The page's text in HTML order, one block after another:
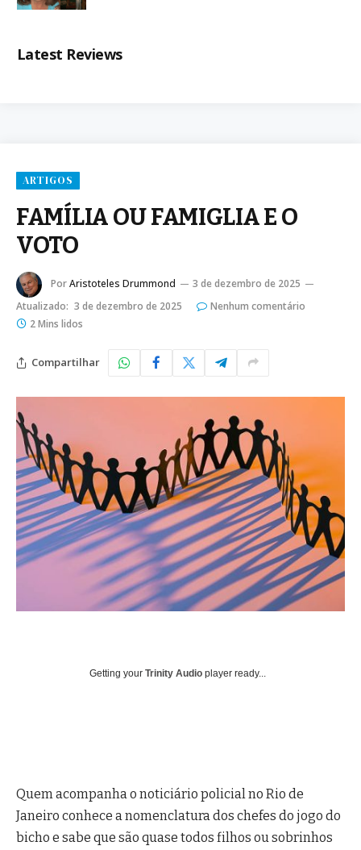
Latest Reviews
ARTIGOS
FAMÍLIA OU FAMIGLIA E O
VOTO
PorAristoteles Drummond
3 de dezembro de 2025
Atualizado: 3 de dezembro de 2025
Nenhum comentário
2 Mins lidos
Compartilhar
Getting your Trinity Audio player ready...
Quem acompanha o noticiário policial no Rio de
Janeiro conhece a nomenclatura dos chefes do jogo do
bicho e sabe que são quase todos filhos ou sobrinhos